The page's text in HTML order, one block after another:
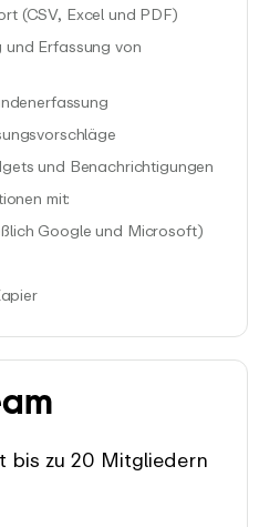
(CSV, Excel und PDF)Lade
und Erfassung von
Erfasse
Erhalte
und Benachrichtigungen
mit:
Google und Microsoft)
bis zu 20 Mitgliedern